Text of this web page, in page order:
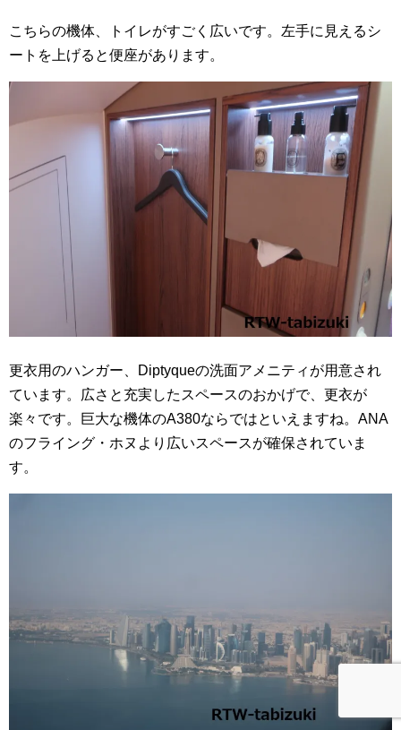
こちらの機体、トイレがすごく広いです。左手に見えるシ
ートを上げると便座があります。
更衣用のハンガー、Diptyqueの洗面アメニティが用意され
ています。広さと充実したスペースのおかげで、更衣が
楽々です。巨大な機体のA380ならではといえますね。ANA
のフライング・ホヌより広いスペースが確保されていま
す。